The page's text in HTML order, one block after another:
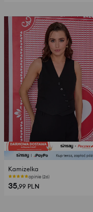
Kamizelka
opinie (26)
35,99 PLN